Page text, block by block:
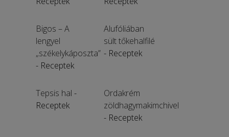
Bigos – A
lengyel
„székelykáposzta”
- Receptek
Alufóliában
sült tőkehalfilé
- Receptek
Tepsis hal -
Receptek
Ordakrém
zöldhagymakimchivel
- Receptek